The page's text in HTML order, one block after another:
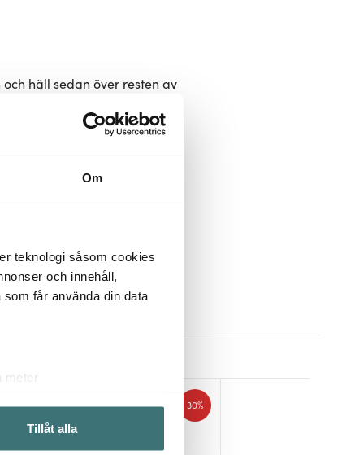
Om
teknologi såsom cookies
och innehåll,
får använda din data
meter
Tillåt alla
häll sedan över resten av
30%